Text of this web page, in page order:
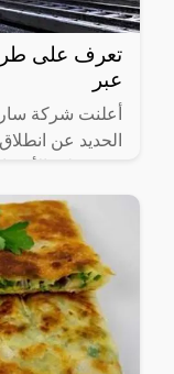
تعرف على
عبر
أعلنت شركة
الحديد عن
المختلفة لها،